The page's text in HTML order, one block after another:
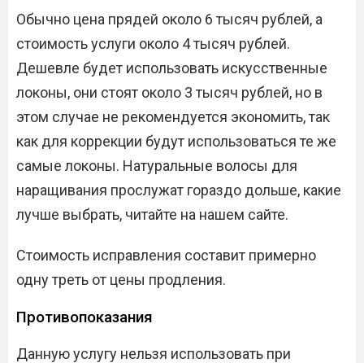
Обычно цена прядей около 6 тысяч рублей, а
стоимость услуги около 4 тысяч рублей.
Дешевле будет использовать искусственные
локоны, они стоят около 3 тысяч рублей, но в
этом случае не рекомендуется экономить, так
как для коррекции будут использоваться те же
самые локоны. Натуральные волосы для
наращивания прослужат гораздо дольше, какие
лучше выбрать, читайте на нашем сайте.
Стоимость исправления составит примерно
одну треть от цены продления.
Противопоказания
Данную услугу нельзя использовать при